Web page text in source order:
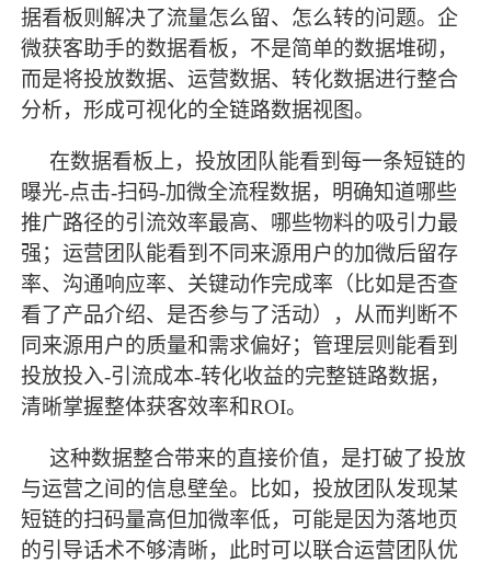
据看板则解决了流量怎么留、怎么转的问题。企
微获客助手的数据看板，不是简单的数据堆砌，
而是将投放数据、运营数据、转化数据进行整合
分析，形成可视化的全链路数据视图。
在数据看板上，投放团队能看到每一条短链的
曝光-点击-扫码-加微全流程数据，明确知道哪些
推广路径的引流效率最高、哪些物料的吸引力最
强；运营团队能看到不同来源用户的加微后留存
率、沟通响应率、关键动作完成率（比如是否查
看了产品介绍、是否参与了活动），从而判断不
同来源用户的质量和需求偏好；管理层则能看到
投放投入-引流成本-转化收益的完整链路数据，
清晰掌握整体获客效率和ROI。
这种数据整合带来的直接价值，是打破了投放
与运营之间的信息壁垒。比如，投放团队发现某
短链的扫码量高但加微率低，可能是因为落地页
的引导话术不够清晰，此时可以联合运营团队优